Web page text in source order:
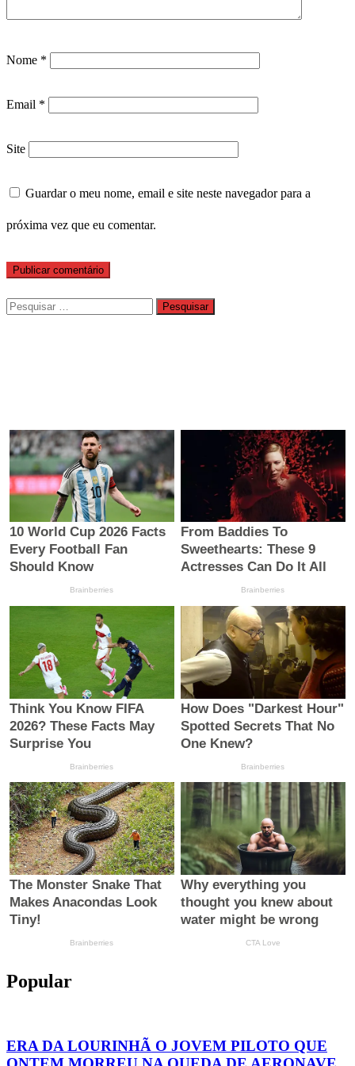
Nome *
Email *
Site
Guardar o meu nome, email e site neste navegador para a
próxima vez que eu comentar.
Pesquisar
por:
Popular
ERA DA LOURINHÃ O JOVEM PILOTO QUE